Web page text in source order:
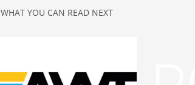
WHAT YOU CAN READ NEXT